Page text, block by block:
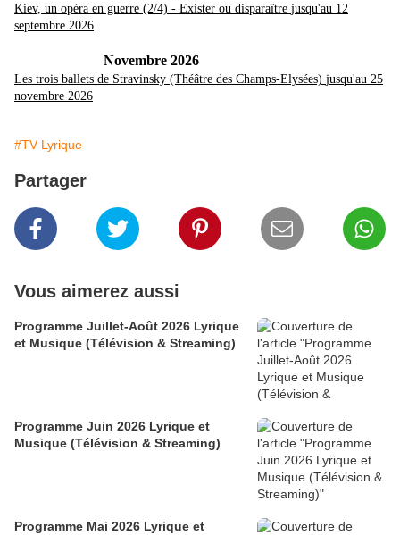
Kiev, un opéra en guerre (2/4) - Exister ou disparaître jusqu'au 12
septembre 2026
Novembre 2026
Les trois ballets de Stravinsky (Théâtre des Champs-Elysées) jusqu'au 25
novembre 2026
#TV Lyrique
Partager
Vous aimerez aussi
Programme Juillet-Août 2026 Lyrique
et Musique (Télévision & Streaming)
Programme Juin 2026 Lyrique et
Musique (Télévision & Streaming)
Programme Mai 2026 Lyrique et